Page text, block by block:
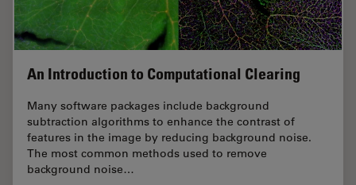
An Introduction to Computational Clearing
Many software packages include background
subtraction algorithms to enhance the contrast of
features in the image by reducing background noise.
The most common methods used to remove
background noise…